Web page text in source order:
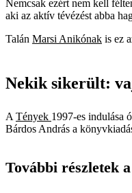
Nemcsak ezért nem kell
aki az aktív tévézést abba
Talán Marsi Anikónak is ez
Nekik sikerült:
A Tények 1997-es indulása
Bárdos András a
További részletek